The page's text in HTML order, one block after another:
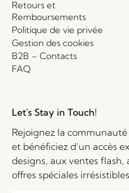
Retours et
Remboursements
Politique de vie privée
Gestion des cookies
B2B – Contacts
FAQ
Let's Stay in Touch!
Rejoignez la
et bénéficiez d’un accès
designs, aux ventes
offres spéciales irrésistibles.